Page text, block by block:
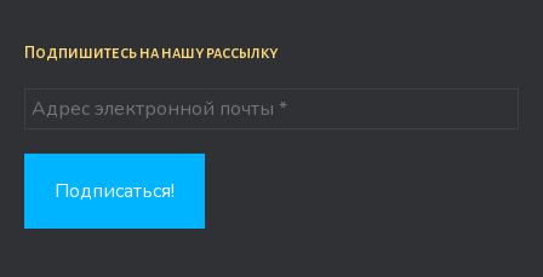
Подпишитесь на нашу рассылку